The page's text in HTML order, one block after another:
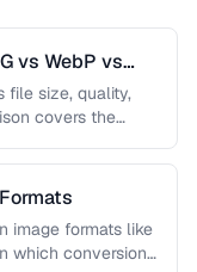
vs WebP vs
file size, quality,
covers the
image formats like
which conversions